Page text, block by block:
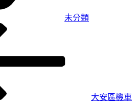
未分類
大安區機車